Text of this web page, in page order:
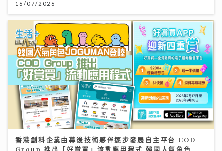
16/07/2026
香港創科企業由幕後技術夥伴逐步發展自主平台 COD
Group 推出「好賞買」流動應用程式 韓國人氣角色